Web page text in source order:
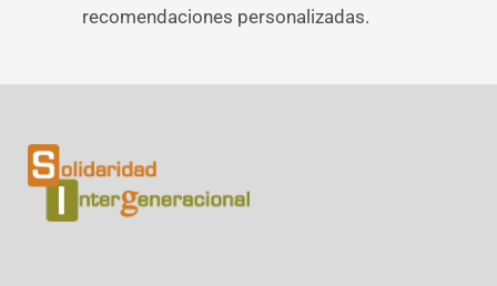
recomendaciones personalizadas.